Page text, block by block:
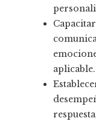
aplicable.